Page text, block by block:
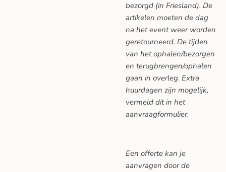
bezorgd (in Friesland). De
artikelen moeten de dag
na het event weer worden
geretourneerd. De tijden
van het ophalen/bezorgen
en terugbrengen/ophalen
gaan in overleg. Extra
huurdagen zijn mogelijk,
vermeld dit in het
aanvraagformulier.
Een offerte kan je
aanvragen door de